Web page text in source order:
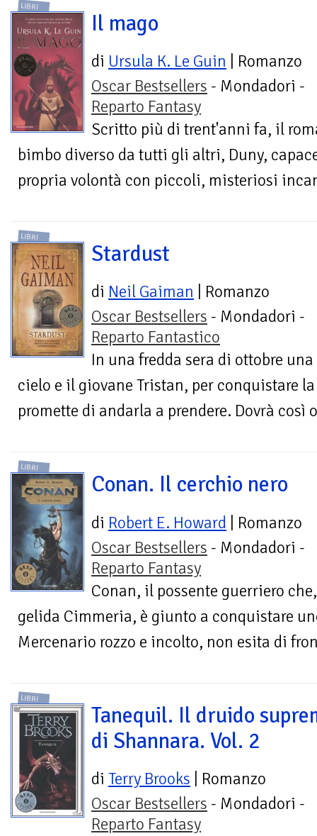
LIBRI
Il mago
di Ursula K. Le Guin | Romanzo
Oscar Bestsellers - Mondadori -
Reparto Fantasy
Scritto più di trent'anni fa, il
bimbo diverso da tutti gli altri, Duny,
propria volontà con piccoli, misteriosi
LIBRI
Stardust
di Neil Gaiman | Romanzo
Oscar Bestsellers - Mondadori -
Reparto Fantastico
In una fredda sera di ottobre
cielo e il giovane Tristan, per conquistare
promette di andarla a prendere. Dovrà così
LIBRI
Conan. Il cerchio nero
di Robert E. Howard | Romanzo
Oscar Bestsellers - Mondadori -
Reparto Fantasy
Conan, il possente guerriero
gelida Cimmeria, è giunto a conquistare
Mercenario rozzo e incolto, non esita di
LIBRI
Tanequil. Il druido
di Shannara. Vol. 2
di Terry Brooks | Romanzo
Oscar Bestsellers - Mondadori -
Reparto Fantasy